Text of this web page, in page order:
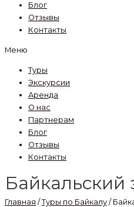
Блог
Отзывы
Контакты
Меню
Туры
Экскурсии
Аренда
О нас
Партнерам
Блог
Отзывы
Контакты
Байкальский
Главная /Туры по Байкалу /